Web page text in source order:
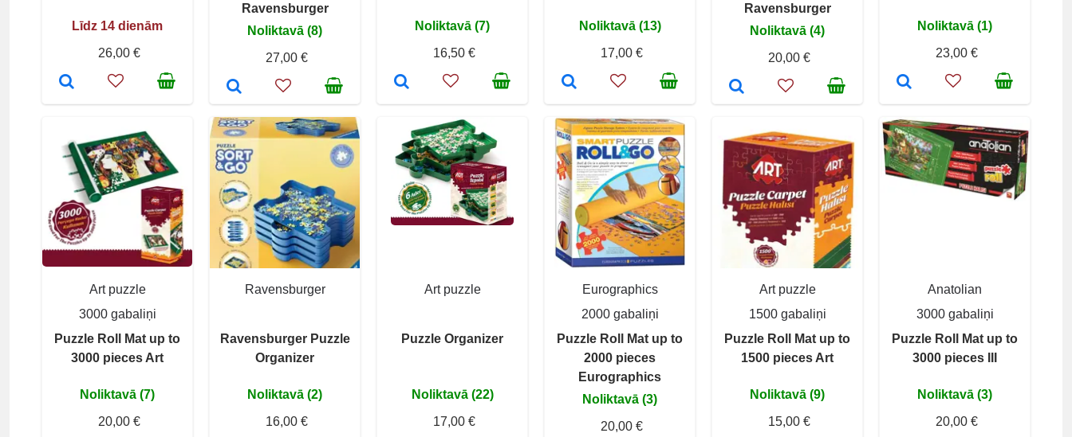
Līdz 14 dienām
26,00 €
Ravensburger
Noliktavā (8)
27,00 €
Noliktavā (7)
16,50 €
Noliktavā (13)
17,00 €
Ravensburger
Noliktavā (4)
20,00 €
Noliktavā (1)
23,00 €
Art puzzle
3000 gabaliņi
Puzzle Roll Mat up to
3000 pieces Art
Noliktavā (7)
20,00 €
Ravensburger
Ravensburger Puzzle
Organizer
Noliktavā (2)
16,00 €
Art puzzle
Puzzle Organizer
Noliktavā (22)
17,00 €
Eurographics
2000 gabaliņi
Puzzle Roll Mat up to
2000 pieces
Eurographics
Noliktavā (3)
20,00 €
Art puzzle
1500 gabaliņi
Puzzle Roll Mat up to
1500 pieces Art
Noliktavā (9)
15,00 €
Anatolian
3000 gabaliņi
Puzzle Roll Mat up to
3000 pieces III
Noliktavā (3)
20,00 €